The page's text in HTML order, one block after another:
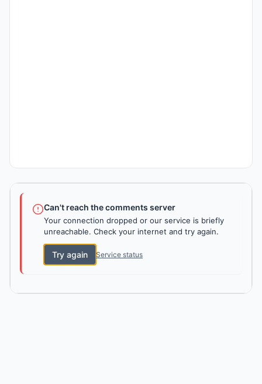
Can't reach the comments server
Your connection dropped or our service is briefly
unreachable. Check your internet and try again.
Try again Service status